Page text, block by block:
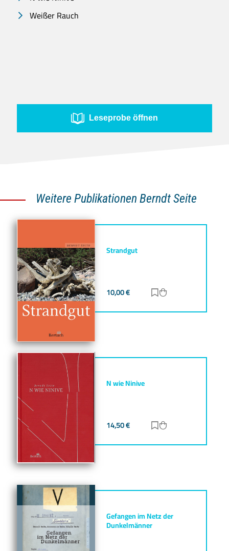
Weißer Rauch
Leseprobe öffnen
Weitere Publikationen Berndt Seite
Strandgut
10,00€ Zur Merkliste
N wie Ninive
14,50€ Zur Merkliste
Gefangen im Netz der
Dunkelmänner